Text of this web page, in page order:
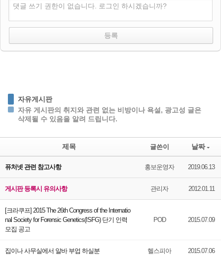
댓글 쓰기 권한이 없습니다. 로그인 하시겠습니까?
자유게시판
자유 게시판의 취지와 관련 없는 비방이나 욕설, 광고성 글은
삭제될 수 있음을 알려 드립니다.
제목 글쓴이 날짜
퓨처넷 관련 참고사항 홍보운영자 2019.06.13
게시판 등록시 유의사항 관리자 2012.01.11
[크라쿠프] 2015 The 26th Congress of the Internatio
nal Society for Forensic Genetics(ISFG) 단기 인력
모집 공고
POD 2015.07.09
집이나 사무실에서 알바 부업 하실분 헬스피아 2015.07.06